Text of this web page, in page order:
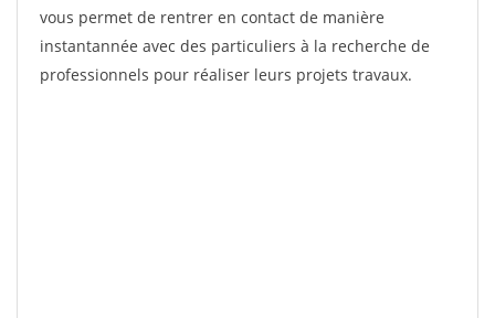
vous permet de rentrer en contact de manière
instantannée avec des particuliers à la recherche de
professionnels pour réaliser leurs projets travaux.